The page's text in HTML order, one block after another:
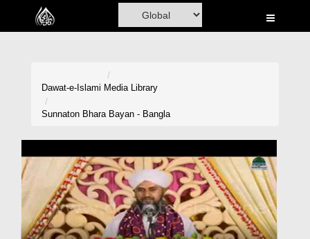
Home
Volunteer Portal
Rohani Ilaj
Donation
Dawat-e-Islami Media Library
Sunnaton Bhara Bayan - Bangla